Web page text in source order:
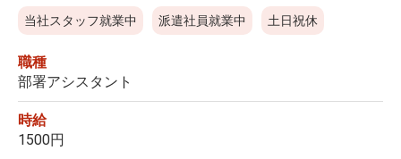
当社スタッフ就業中 派遣社員就業中 土日祝休
職種
部署アシスタント
時給
1500円